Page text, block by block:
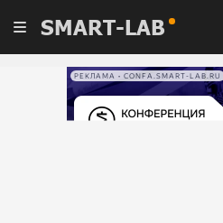
SMART-LAB
РЕКЛАМА • CONFA.SMART-LAB.RU